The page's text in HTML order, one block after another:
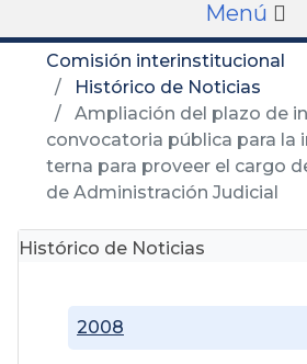
Menú
Comisión interinstitucional
Histórico de Noticias
Ampliación del plazo de
convocatoria pública para la
terna para proveer el cargo
de Administración Judicial
Histórico de Noticias
2008